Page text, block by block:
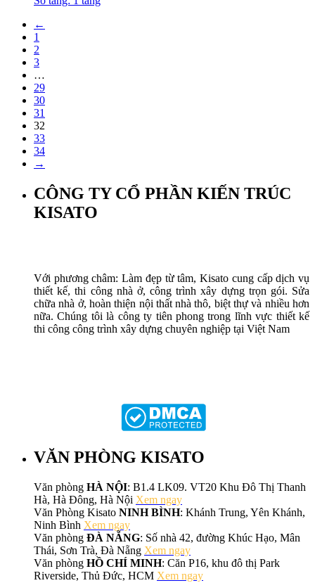
←
1
2
3
…
29
30
31
32
33
34
→
CÔNG TY CỔ PHẦN KIẾN TRÚC
KISATO
Với phương châm: Làm đẹp từ tâm, Kisato cung cấp dịch vụ
thiết kế, thi công nhà ở, công trình xây dựng trọn gói. Sửa
chữa nhà ở, hoàn thiện nội thất nhà thô, biệt thự và nhiều hơn
nữa. Chúng tôi là công ty tiên phong trong lĩnh vực thiết kế
thi công công trình xây dựng chuyên nghiệp tại Việt Nam
VĂN PHÒNG KISATO
Văn phòng HÀ NỘI: B1.4 LK09. VT20 Khu Đô Thị Thanh
Hà, Hà Đông, Hà Nội Xem ngay
Văn Phòng Kisato NINH BÌNH: Khánh Trung, Yên Khánh,
Ninh Bình Xem ngay
Văn phòng ĐÀ NẴNG: Số nhà 42, đường Khúc Hạo, Mân
Thái, Sơn Trà, Đà Nẵng Xem ngay
Văn phòng HỒ CHÍ MINH: Căn P16, khu đô thị Park
Riverside, Thủ Đức, HCM Xem ngay